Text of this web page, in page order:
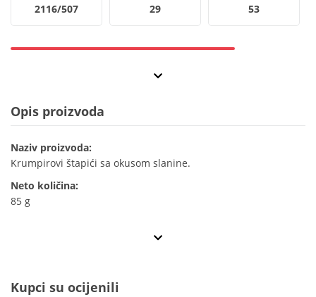
2116/507 29 53
Opis proizvoda
Naziv proizvoda:
Krumpirovi štapići sa okusom slanine.
Neto količina:
85 g
Kupci su ocijenili